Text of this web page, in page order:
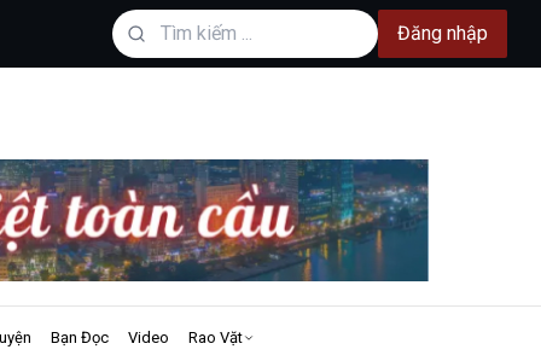
Đăng nhập
Bạn Đọc Video Rao Vặt